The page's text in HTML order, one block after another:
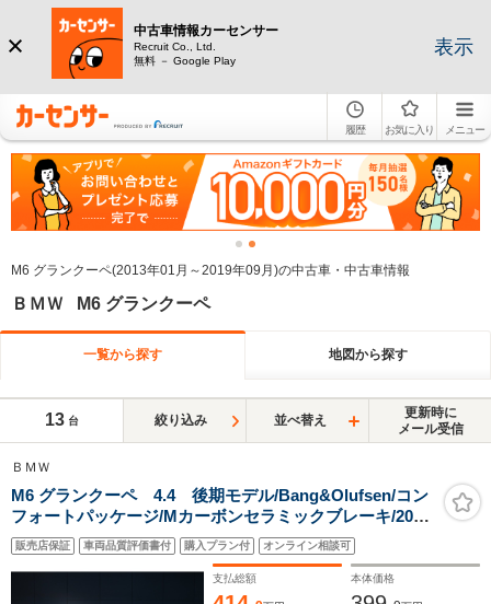
中古車情報カーセンサー
Recruit Co., Ltd.
無料 － Google Play
表示
履歴 お気に入り メニュー
M6 グランクーペ(2013年01月～2019年09月)の中古車・中古車情報
ＢＭＷ M6 グランクーペ
一覧から探す 地図から探す
13 台 絞り込み 並べ替え
更新時に
メール受信
ＢＭＷ
M6 グランクーペ 4.4 後期モデル/Bang&Olufsen/コン
フォートパッケージ/Mカーボンセラミックブレーキ/20イ
ンチAW/ベンチレーションシート/シートヒーター
販売店保証 車両品質評価書付 購入プラン付 オンライン相談可
支払総額 本体価格